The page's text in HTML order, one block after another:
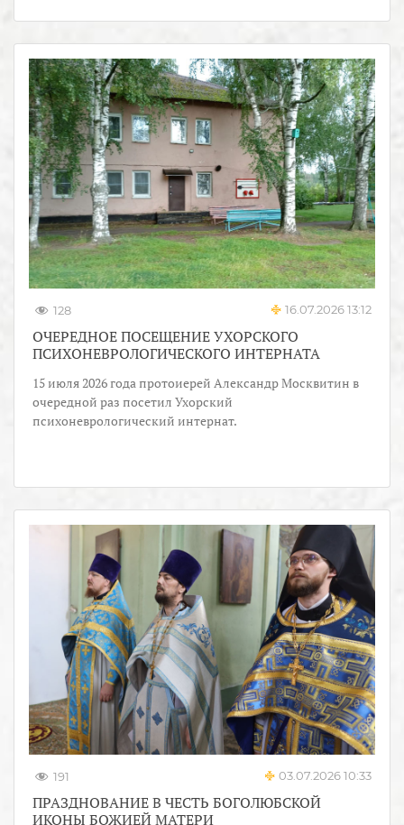
128 16.07.2026 13:12
ОЧЕРЕДНОЕ ПОСЕЩЕНИЕ УХОРСКОГО
ПСИХОНЕВРОЛОГИЧЕСКОГО ИНТЕРНАТА
15 июля 2026 года протоиерей Александр Москвитин в
очередной раз посетил Ухорский
психоневрологический интернат.
191 03.07.2026 10:33
ПРАЗДНОВАНИЕ В ЧЕСТЬ БОГОЛЮБСКОЙ
ИКОНЫ БОЖИЕЙ МАТЕРИ